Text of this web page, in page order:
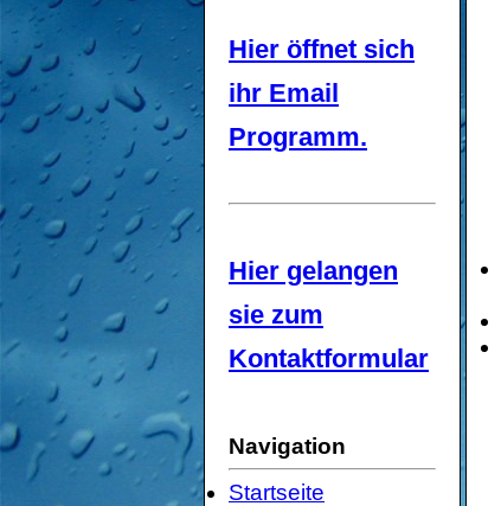
Hier öffnet sich
ihr Email
Programm.
Hier gelangen
sie zum
Kontaktformular
Navigation
Startseite